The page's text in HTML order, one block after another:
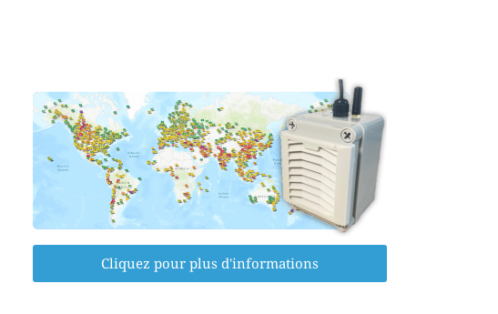
Cliquez pour plus d'informations